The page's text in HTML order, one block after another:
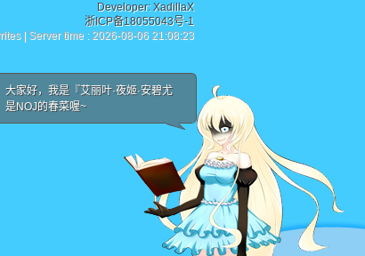
Developer:XadillaX
浙ICP备18055043号-1
| Server time : 2026-08-06 21:08:23
大家好，我是『艾丽叶·夜姬·安碧尤
是NOJ的春菜喔~